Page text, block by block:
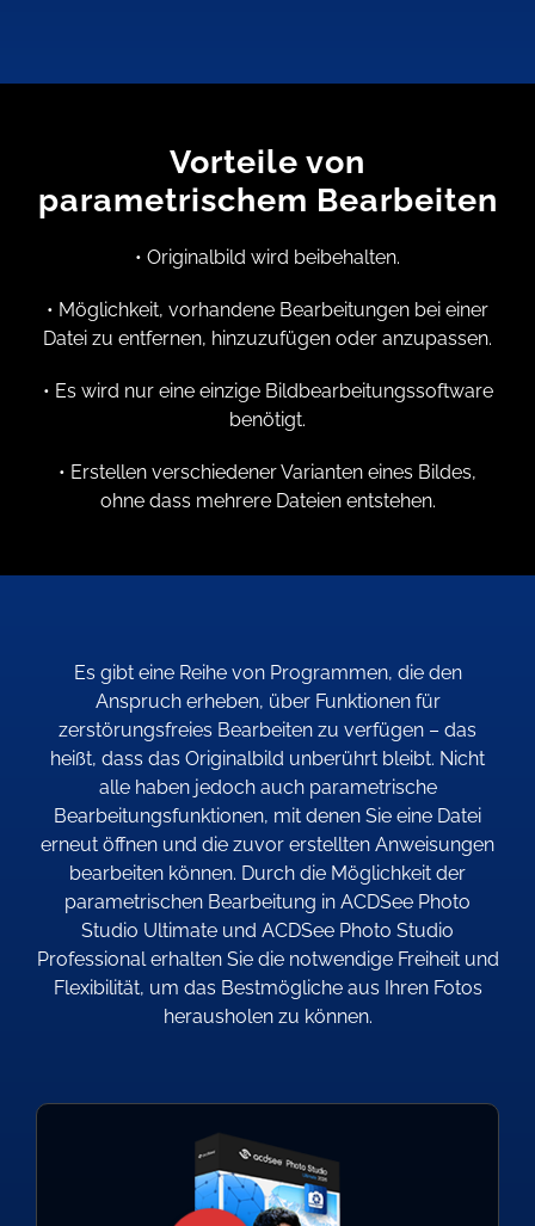
Vorteile von
parametrischem Bearbeiten
• Originalbild wird beibehalten.
• Möglichkeit, vorhandene Bearbeitungen bei einer
Datei zu entfernen, hinzuzufügen oder anzupassen.
• Es wird nur eine einzige Bildbearbeitungssoftware
benötigt.
• Erstellen verschiedener Varianten eines Bildes,
ohne dass mehrere Dateien entstehen.
Es gibt eine Reihe von Programmen, die den
Anspruch erheben, über Funktionen für
zerstörungsfreies Bearbeiten zu verfügen – das
heißt, dass das Originalbild unberührt bleibt. Nicht
alle haben jedoch auch parametrische
Bearbeitungsfunktionen, mit denen Sie eine Datei
erneut öffnen und die zuvor erstellten Anweisungen
bearbeiten können. Durch die Möglichkeit der
parametrischen Bearbeitung in ACDSee Photo
Studio Ultimate und ACDSee Photo Studio
Professional erhalten Sie die notwendige Freiheit und
Flexibilität, um das Bestmögliche aus Ihren Fotos
herausholen zu können.